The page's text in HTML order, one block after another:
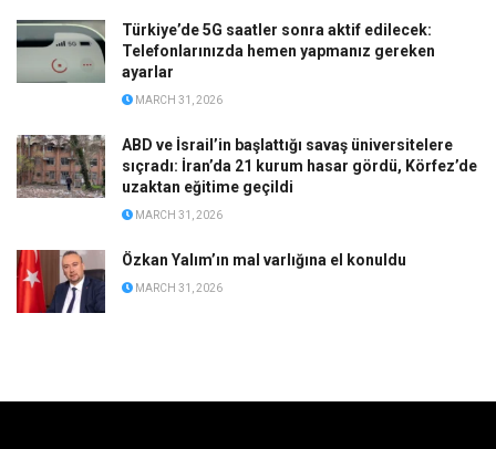
Türkiye’de 5G saatler sonra aktif edilecek:
Telefonlarınızda hemen yapmanız gereken
ayarlar
MARCH 31, 2026
ABD ve İsrail’in başlattığı savaş üniversitelere
sıçradı: İran’da 21 kurum hasar gördü, Körfez’de
uzaktan eğitime geçildi
MARCH 31, 2026
Özkan Yalım’ın mal varlığına el konuldu
MARCH 31, 2026